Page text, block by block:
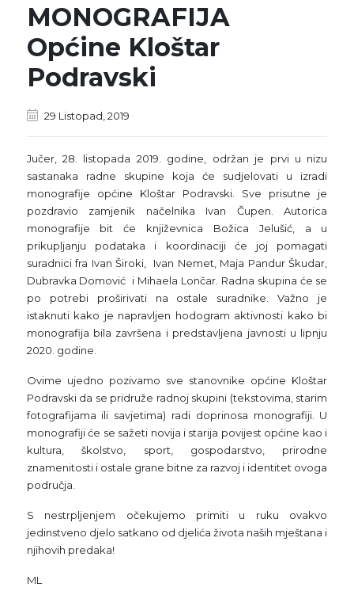
MONOGRAFIJA
Općine Kloštar
Podravski
29 Listopad, 2019
Jučer, 28. listopada 2019. godine, održan je prvi u nizu
sastanaka radne skupine koja će sudjelovati u izradi
monografije općine Kloštar Podravski. Sve prisutne je
pozdravio zamjenik načelnika Ivan Čupen. Autorica
monografije bit će književnica Božica Jelušić, a u
prikupljanju podataka i koordinaciji će joj pomagati
suradnici fra Ivan Široki, Ivan Nemet, Maja Pandur Škudar,
Dubravka Domović i Mihaela Lončar. Radna skupina će se
po potrebi proširivati na ostale suradnike. Važno je
istaknuti kako je napravljen hodogram aktivnosti kako bi
monografija bila završena i predstavljena javnosti u lipnju
2020. godine.
Ovime ujedno pozivamo sve stanovnike općine Kloštar
Podravski da se pridruže radnoj skupini (tekstovima, starim
fotografijama ili savjetima) radi doprinosa monografiji. U
monografiji će se sažeti novija i starija povijest općine kao i
kultura, školstvo, sport, gospodarstvo, prirodne
znamenitosti i ostale grane bitne za razvoj i identitet ovoga
područja.
S nestrpljenjem očekujemo primiti u ruku ovakvo
jedinstveno djelo satkano od djelića života naših mještana i
njihovih predaka!
ML